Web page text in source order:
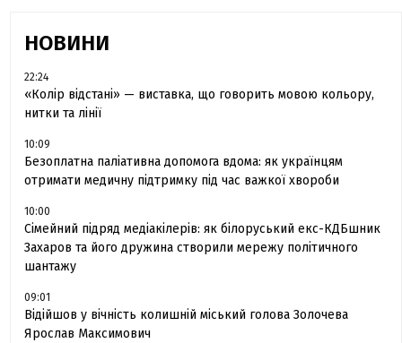
НОВИНИ
22:24
«Колір відстані» — виставка, що говорить мовою кольору,
нитки та лінії
10:09
Безоплатна паліативна допомога вдома: як українцям
отримати медичну підтримку під час важкої хвороби
10:00
Сімейний підряд медіакілерів: як білоруський екс-КДБшник
Захаров та його дружина створили мережу політичного
шантажу
09:01
Відійшов у вічність колишній міський голова Золочева
Ярослав Максимович